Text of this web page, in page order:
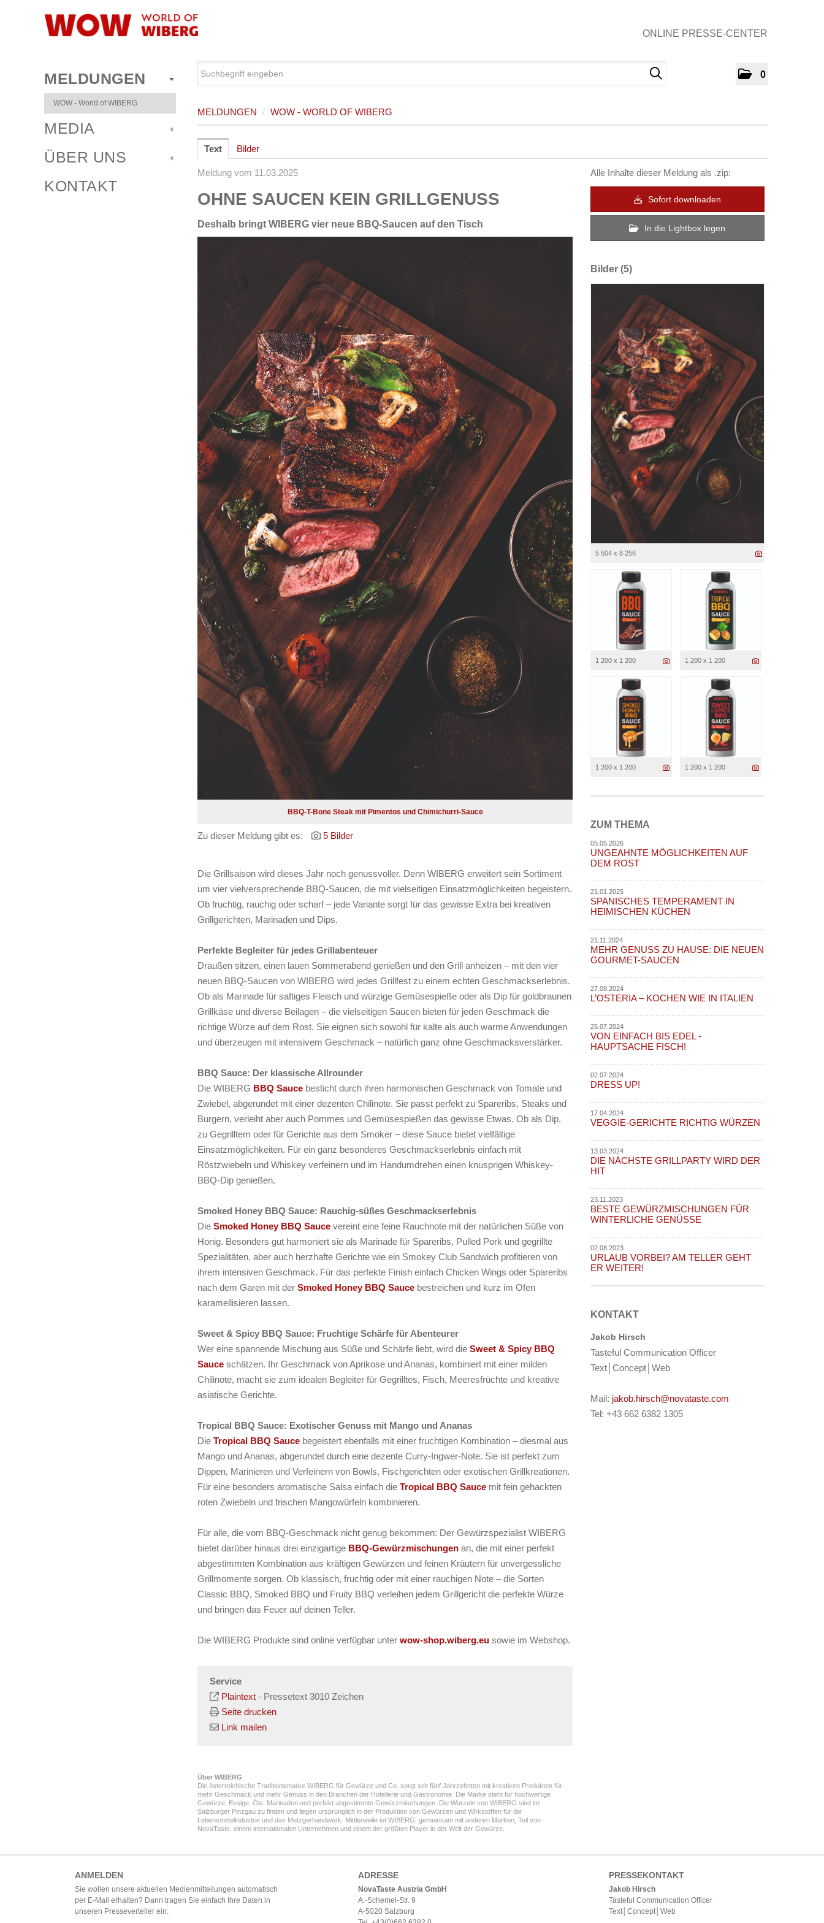
ONLINE PRESSE-CENTER
0
MELDUNGEN
WOW - World of WIBERG
MEDIA
ÜBER UNS
KONTAKT
MELDUNGEN / WOW - WORLD OF WIBERG
Text Bilder
Meldung vom 11.03.2025
OHNE SAUCEN KEIN GRILLGENUSS
Deshalb bringt WIBERG vier neue BBQ-Saucen auf den Tisch
BBQ-T-Bone Steak mit Pimentos und Chimichurri-Sauce
Zu dieser Meldung gibt es: 5 Bilder
Die Grillsaison wird dieses Jahr noch genussvoller. Denn WIBERG erweitert sein Sortiment
um vier vielversprechende BBQ-Saucen, die mit vielseitigen Einsatzmöglichkeiten begeistern.
Ob fruchtig, rauchig oder scharf – jede Variante sorgt für das gewisse Extra bei kreativen
Grillgerichten, Marinaden und Dips.
Perfekte Begleiter für jedes Grillabenteuer
Draußen sitzen, einen lauen Sommerabend genießen und den Grill anheizen – mit den vier
neuen BBQ-Saucen von WIBERG wird jedes Grillfest zu einem echten Geschmackserlebnis.
Ob als Marinade für saftiges Fleisch und würzige Gemüsespieße oder als Dip für goldbraunen
Grillkäse und diverse Beilagen – die vielseitigen Saucen bieten für jeden Geschmack die
richtige Würze auf dem Rost. Sie eignen sich sowohl für kalte als auch warme Anwendungen
und überzeugen mit intensivem Geschmack – natürlich ganz ohne Geschmacksverstärker.
BBQ Sauce: Der klassische Allrounder
Die WIBERG BBQ Sauce besticht durch ihren harmonischen Geschmack von Tomate und
Zwiebel, abgerundet mit einer dezenten Chilinote. Sie passt perfekt zu Spareribs, Steaks und
Burgern, verleiht aber auch Pommes und Gemüsespießen das gewisse Etwas. Ob als Dip,
zu Gegrilltem oder für Gerichte aus dem Smoker – diese Sauce bietet vielfältige
Einsatzmöglichkeiten. Für ein ganz besonderes Geschmackserlebnis einfach mit
Röstzwiebeln und Whiskey verfeinern und im Handumdrehen einen knusprigen Whiskey-
BBQ-Dip genießen.
Smoked Honey BBQ Sauce: Rauchig-süßes Geschmackserlebnis
Die Smoked Honey BBQ Sauce vereint eine feine Rauchnote mit der natürlichen Süße von
Honig. Besonders gut harmoniert sie als Marinade für Spareribs, Pulled Pork und gegrillte
Spezialitäten, aber auch herzhafte Gerichte wie ein Smokey Club Sandwich profitieren von
ihrem intensiven Geschmack. Für das perfekte Finish einfach Chicken Wings oder Spareribs
nach dem Garen mit der Smoked Honey BBQ Sauce bestreichen und kurz im Ofen
karamellisieren lassen.
Sweet & Spicy BBQ Sauce: Fruchtige Schärfe für Abenteurer
Wer eine spannende Mischung aus Süße und Schärfe liebt, wird die Sweet & Spicy BBQ
Sauce schätzen. Ihr Geschmack von Aprikose und Ananas, kombiniert mit einer milden
Chilinote, macht sie zum idealen Begleiter für Gegrilltes, Fisch, Meeresfrüchte und kreative
asiatische Gerichte.
Tropical BBQ Sauce: Exotischer Genuss mit Mango und Ananas
Die Tropical BBQ Sauce begeistert ebenfalls mit einer fruchtigen Kombination – diesmal aus
Mango und Ananas, abgerundet durch eine dezente Curry-Ingwer-Note. Sie ist perfekt zum
Dippen, Marinieren und Verfeinern von Bowls, Fischgerichten oder exotischen Grillkreationen.
Für eine besonders aromatische Salsa einfach die Tropical BBQ Sauce mit fein gehackten
roten Zwiebeln und frischen Mangowürfeln kombinieren.
Für alle, die vom BBQ-Geschmack nicht genug bekommen: Der Gewürzspezialist WIBERG
bietet darüber hinaus drei einzigartige BBQ-Gewürzmischungen an, die mit einer perfekt
abgestimmten Kombination aus kräftigen Gewürzen und feinen Kräutern für unvergessliche
Grillmomente sorgen. Ob klassisch, fruchtig oder mit einer rauchigen Note – die Sorten
Classic BBQ, Smoked BBQ und Fruity BBQ verleihen jedem Grillgericht die perfekte Würze
und bringen das Feuer auf deinen Teller.
Die WIBERG Produkte sind online verfügbar unter wow-shop.wiberg.eu sowie im Webshop.
Service
Plaintext - Pressetext 3010 Zeichen
Seite drucken
Link mailen
Über WIBERG
Die österreichische Traditionsmarke WIBERG für Gewürze und Co. sorgt seit fünf Jahrzehnten mit kreativen Produkten für
mehr Geschmack und mehr Genuss in den Branchen der Hotellerie und Gastronomie. Die Marke steht für hochwertige
Gewürze, Essige, Öle, Marinaden und perfekt abgestimmte Gewürzmischungen. Die Wurzeln von WIBERG sind im
Salzburger Pinzgau zu finden und liegen ursprünglich in der Produktion von Gewürzen und Wirkstoffen für die
Lebensmittelindustrie und das Metzgerhandwerk. Mittlerweile ist WIBERG, gemeinsam mit anderen Marken, Teil von
NovaTaste, einem internationalen Unternehmen und einem der größten Player in der Welt der Gewürze.
Alle Inhalte dieser Meldung als .zip:
Sofort downloaden
In die Lightbox legen
Bilder (5)
5 504 x 8 256
1 200 x 1 200 1 200 x 1 200
1 200 x 1 200 1 200 x 1 200
ZUM THEMA
05.05.2026
UNGEAHNTE MÖGLICHKEITEN AUF
DEM ROST
21.01.2025
SPANISCHES TEMPERAMENT IN
HEIMISCHEN KÜCHEN
21.11.2024
MEHR GENUSS ZU HAUSE: DIE NEUEN
GOURMET-SAUCEN
27.08.2024
L’OSTERIA – KOCHEN WIE IN ITALIEN
25.07.2024
VON EINFACH BIS EDEL -
HAUPTSACHE FISCH!
02.07.2024
DRESS UP!
17.04.2024
VEGGIE-GERICHTE RICHTIG WÜRZEN
13.03.2024
DIE NÄCHSTE GRILLPARTY WIRD DER
HIT
23.11.2023
BESTE GEWÜRZMISCHUNGEN FÜR
WINTERLICHE GENÜSSE
02.08.2023
URLAUB VORBEI? AM TELLER GEHT
ER WEITER!
KONTAKT
Jakob Hirsch
Tasteful Communication Officer
Text│Concept│Web
Mail: jakob.hirsch@novataste.com
Tel: +43 662 6382 1305
ANMELDEN
Sie wollen unsere aktuellen Medienmitteilungen automatisch
per E-Mail erhalten? Dann tragen Sie einfach Ihre Daten in
unseren Presseverteiler ein:
ADRESSE
NovaTaste Austria GmbH
A.-Schemel-Str. 9
A-5020 Salzburg
PRESSEKONTAKT
Jakob Hirsch
Tasteful Communication Officer
Text│Concept│Web